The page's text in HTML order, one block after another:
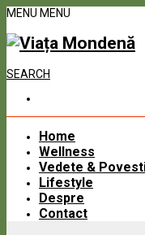
MENU MENU
SEARCH
Home
Wellness
Vedete &
Lifestyle
Despre
Contact